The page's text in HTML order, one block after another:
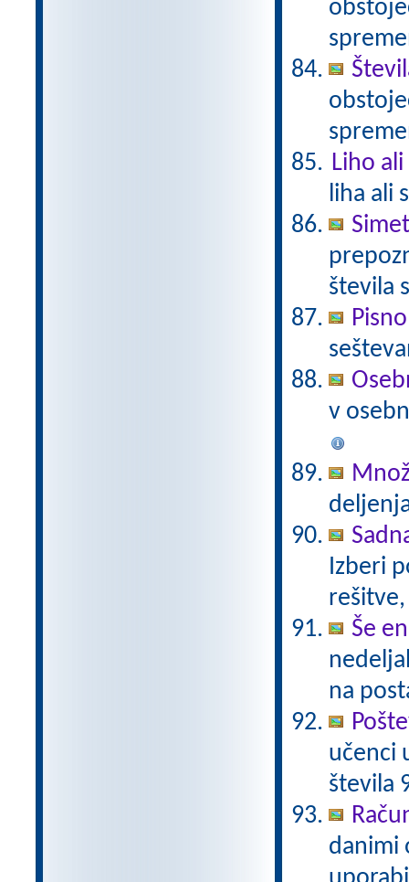
Liho
liha ali
števila
v
Izberi
Še
na
učenci
števila
danimi